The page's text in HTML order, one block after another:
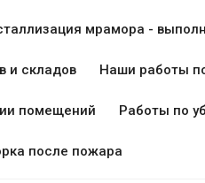
мрамора -
и складов Наши работы
помещений Работы по
после пожара